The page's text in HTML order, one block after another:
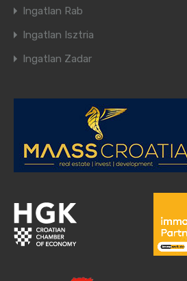
Ingatlan Rab
Ingatlan Isztria
Ingatlan Zadar